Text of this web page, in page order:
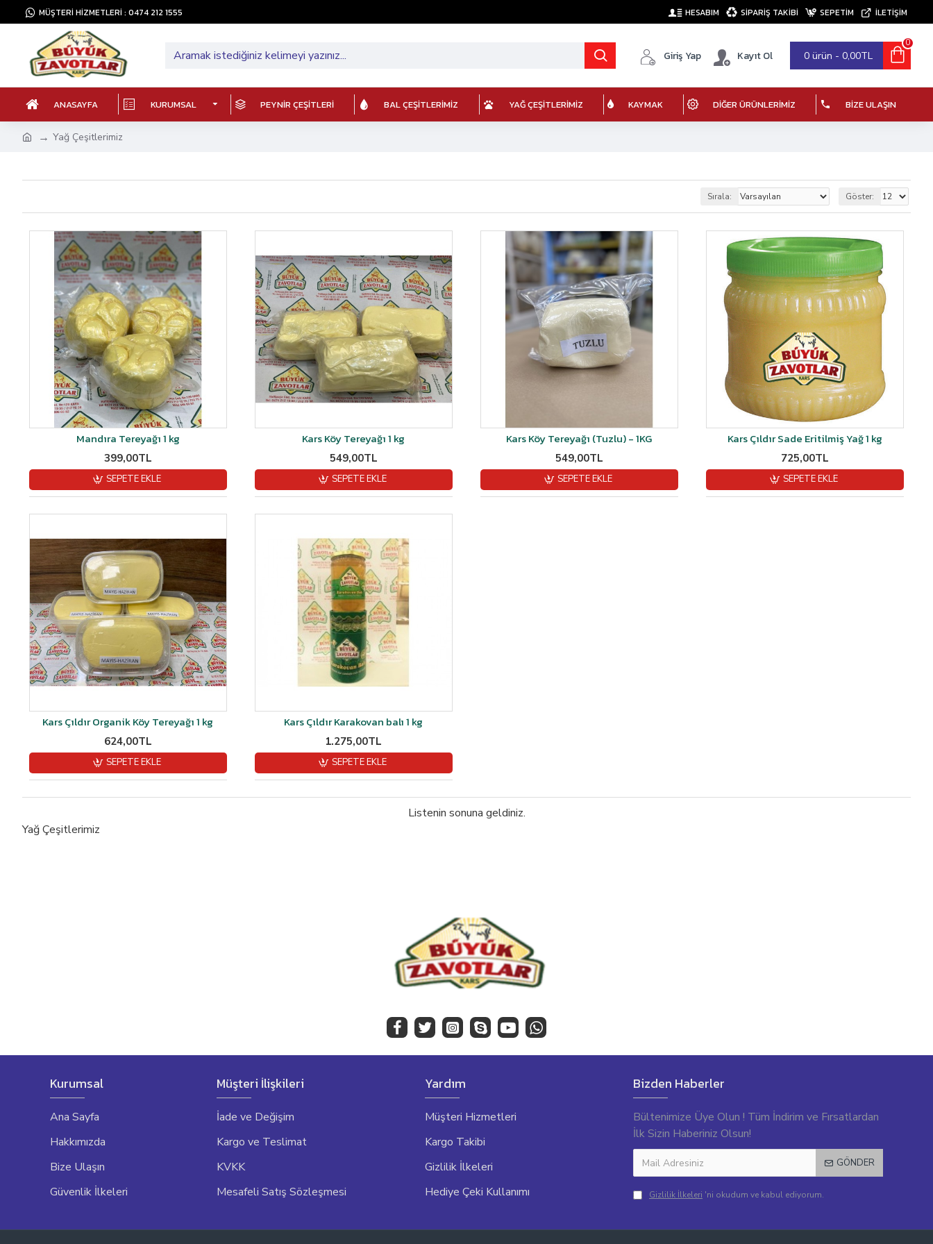
MÜŞTERİ HİZMETLERİ : 0474 212 1555 HESABIM SIPARIŞ TAKIBI SEPETIM İLETİŞİM
Giriş Yap Kayıt Ol 0 ürün - 0,00TL
0
ANASAYFA KURUMSAL PEYNIR ÇEŞITLERI BAL ÇEŞITLERIMIZ YAĞ ÇEŞITLERIMIZ KAYMAK DIĞER ÜRÜNLERIMIZ BIZE ULAŞIN
Yağ Çeşitlerimiz
Sırala: Göster:
Mandıra Tereyağı 1 kg
399,00TL
SEPETE EKLE
Kars Köy Tereyağı 1 kg
549,00TL
SEPETE EKLE
Kars Köy Tereyağı (Tuzlu) - 1KG
549,00TL
SEPETE EKLE
Kars Çıldır Sade Eritilmiş Yağ 1 kg
725,00TL
SEPETE EKLE
Kars Çıldır Organik Köy Tereyağı 1 kg
624,00TL
SEPETE EKLE
Kars Çıldır Karakovan balı 1 kg
1.275,00TL
SEPETE EKLE
Listenin sonuna geldiniz.
Yağ Çeşitlerimiz
Kurumsal
Ana Sayfa
Hakkımızda
Bize Ulaşın
Güvenlik İlkeleri
Müşteri İlişkileri
İade ve Değişim
Kargo ve Teslimat
KVKK
Mesafeli Satış Sözleşmesi
Yardım
Müşteri Hizmetleri
Kargo Takibi
Gizlilik İlkeleri
Hediye Çeki Kullanımı
Bizden Haberler
Bültenimize Üye Olun ! Tüm İndirim ve Fırsatlardan
İlk Sizin Haberiniz Olsun!
GÖNDER
Gizlilik İlkeleri 'ni okudum ve kabul ediyorum.